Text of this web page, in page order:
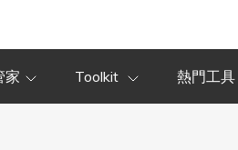
家 Toolkit 熱門工具